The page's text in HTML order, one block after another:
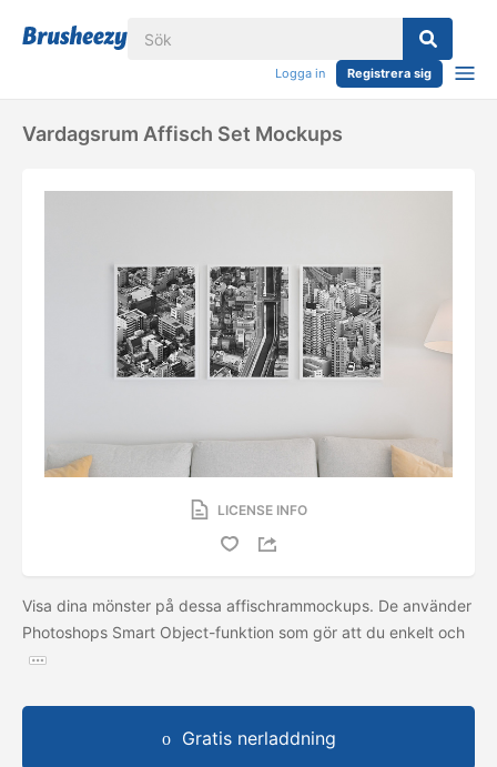
Logga in Registrera sig
Vardagsrum Affisch Set Mockups
LICENSE INFO
Visa dina mönster på dessa affischrammockups. De använder
Photoshops Smart Object-funktion som gör att du enkelt och
Gratis nerladdning